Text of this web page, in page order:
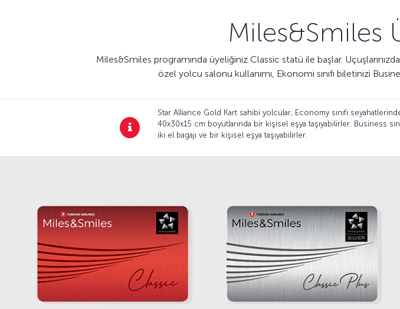
Miles&Smiles
Miles&Smiles programında üyeliğiniz Classic statü ile başlar.
özel yolcu salonu kullanımı, Ekonomi sınıfı biletinizi
Star Alliance Gold Kart sahibi yolcular, Economy sınıfı
40x30x15 cm boyutlarında bir kişisel eşya taşıyabilirler. Business
iki el bagajı ve bir kişisel eşya taşıyabilirler.